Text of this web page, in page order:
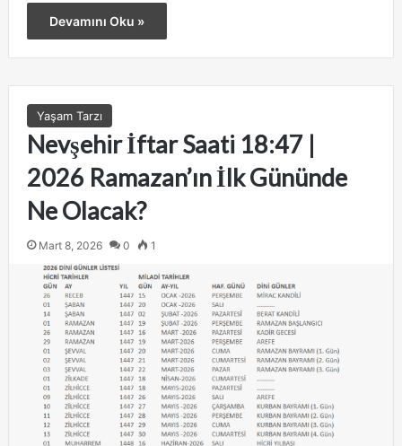
Devamını Oku »
Yaşam Tarzı
Nevşehir İftar Saati 18:47 |
2026 Ramazan’ın İlk Gününde
Ne Olacak?
Mart 8, 2026 0 1